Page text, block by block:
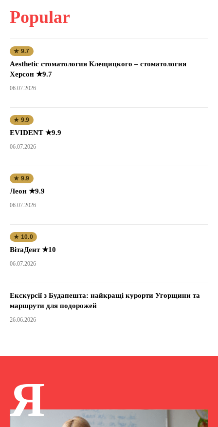
Popular
★ 9.7
Aesthetic стоматология Клещицкого – стоматология
Херсон ★9.7
06.07.2026
★ 9.9
EVIDENT ★9.9
06.07.2026
★ 9.9
Леон ★9.9
06.07.2026
★ 10.0
ВітаДент ★10
06.07.2026
Екскурсії з Будапешта: найкращі курорти Угорщини та
маршрути для подорожей
26.06.2026
Я